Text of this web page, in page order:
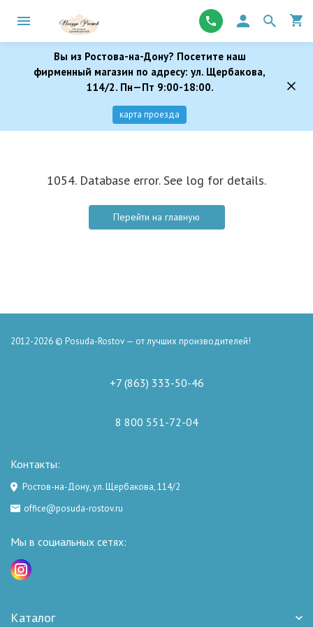
Вы из Ростова-на-Дону? Посетите наш
фирменный магазин по адресу: ул. Щербакова,
114/2. Пн—Пт 9:00-18:00.
карта проезда
1054. Database error. See log for details.
Перейти на главную
2012-2026 © Posuda-Rostov — от лучших производителей!
+7 (863) 333-50-46
8 800 551-72-04
Контакты:
Ростов-на-Дону, ул. Щербакова, 114/2
office@posuda-rostov.ru
Мы в социальных сетях:
Каталог